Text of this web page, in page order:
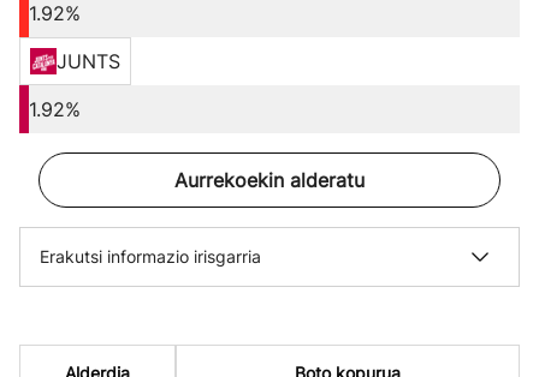
1.92%
JUNTS
1.92%
Aurrekoekin alderatu
Erakutsi informazio irisgarria
Alderdia Boto kopurua